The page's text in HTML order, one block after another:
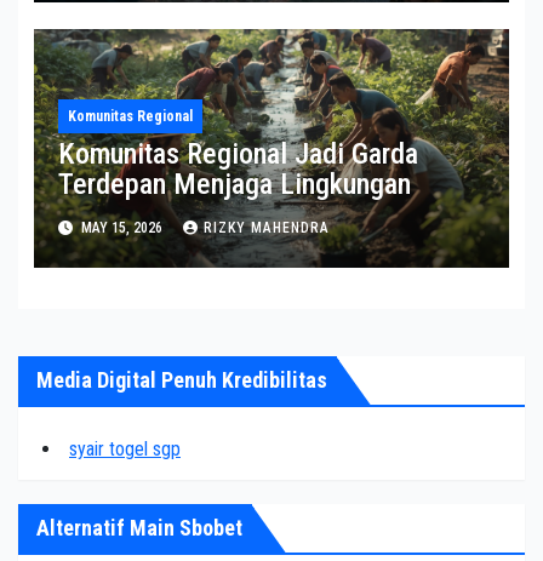
Komunitas Regional
Komunitas Regional Jadi Garda
Terdepan Menjaga Lingkungan
MAY 15, 2026 RIZKY MAHENDRA
Media Digital Penuh Kredibilitas
syair togel sgp
Alternatif Main Sbobet